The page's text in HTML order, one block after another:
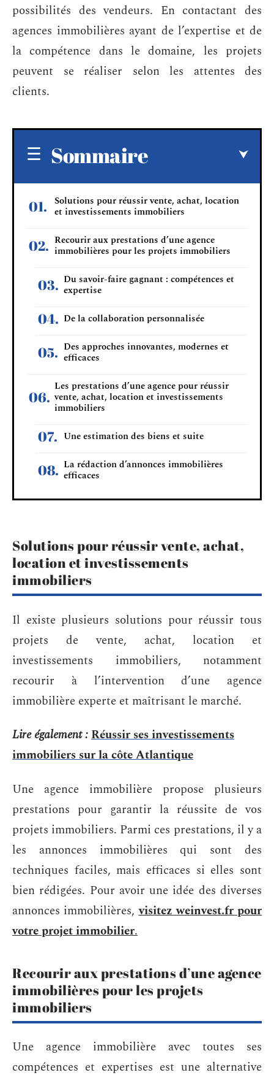
possibilités des vendeurs. En contactant des
agences immobilières ayant de l’expertise et de
la compétence dans le domaine, les projets
peuvent se réaliser selon les attentes des
clients.
Sommaire
Solutions pour réussir vente, achat, location
et investissements immobiliers
Recourir aux prestations d’une agence
immobilières pour les projets immobiliers
Du savoir-faire gagnant : compétences et
expertise
De la collaboration personnalisée
Des approches innovantes, modernes et
efficaces
Les prestations d’une agence pour réussir
vente, achat, location et investissements
immobiliers
Une estimation des biens et suite
La rédaction d’annonces immobilières
efficaces
Solutions pour réussir vente, achat,
location et investissements
immobiliers
Il existe plusieurs solutions pour réussir tous
projets de vente, achat, location et
investissements immobiliers, notamment
recourir à l’intervention d’une agence
immobilière experte et maîtrisant le marché.
Lire également :Réussir ses investissements
immobiliers sur la côte Atlantique
Une agence immobilière propose plusieurs
prestations pour garantir la réussite de vos
projets immobiliers. Parmi ces prestations, il y a
les annonces immobilières qui sont des
techniques faciles, mais efficaces si elles sont
bien rédigées. Pour avoir une idée des diverses
annonces immobilières,visitez weinvest.fr pour
votre projet immobilier.
Recourir aux prestations d’une agence
immobilières pour les projets
immobiliers
Une agence immobilière avec toutes ses
compétences et expertises est une alternative